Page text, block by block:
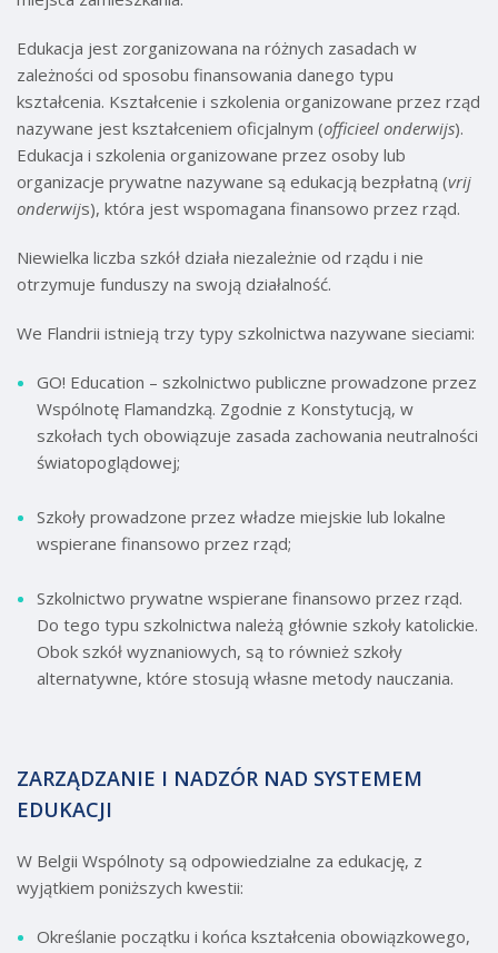
Edukacja jest zorganizowana na różnych zasadach w
zależności od sposobu finansowania danego typu
kształcenia. Kształcenie i szkolenia organizowane przez rząd
nazywane jest kształceniem oficjalnym (officieel onderwijs).
Edukacja i szkolenia organizowane przez osoby lub
organizacje prywatne nazywane są edukacją bezpłatną (vrij
onderwijs), która jest wspomagana finansowo przez rząd.
Niewielka liczba szkół działa niezależnie od rządu i nie
otrzymuje funduszy na swoją działalność.
We Flandrii istnieją trzy typy szkolnictwa nazywane sieciami:
GO! Education – szkolnictwo publiczne prowadzone przez
Wspólnotę Flamandzką. Zgodnie z Konstytucją, w
szkołach tych obowiązuje zasada zachowania neutralności
światopoglądowej;
Szkoły prowadzone przez władze miejskie lub lokalne
wspierane finansowo przez rząd;
Szkolnictwo prywatne wspierane finansowo przez rząd.
Do tego typu szkolnictwa należą głównie szkoły katolickie.
Obok szkół wyznaniowych, są to również szkoły
alternatywne, które stosują własne metody nauczania.
ZARZĄDZANIE I NADZÓR NAD SYSTEMEM
EDUKACJI
W Belgii Wspólnoty są odpowiedzialne za edukację, z
wyjątkiem poniższych kwestii:
Określanie początku i końca kształcenia obowiązkowego,